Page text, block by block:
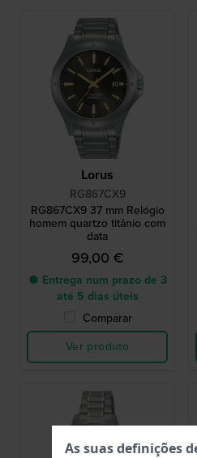
Lorus
RG867CX9
RG867CX9 37 mm Relógio
homem quartzo titânio com
data
99,00 €
● Entrega num prazo de 3
até 5 dias úteis
Comparar
Ver produto
As suas definições